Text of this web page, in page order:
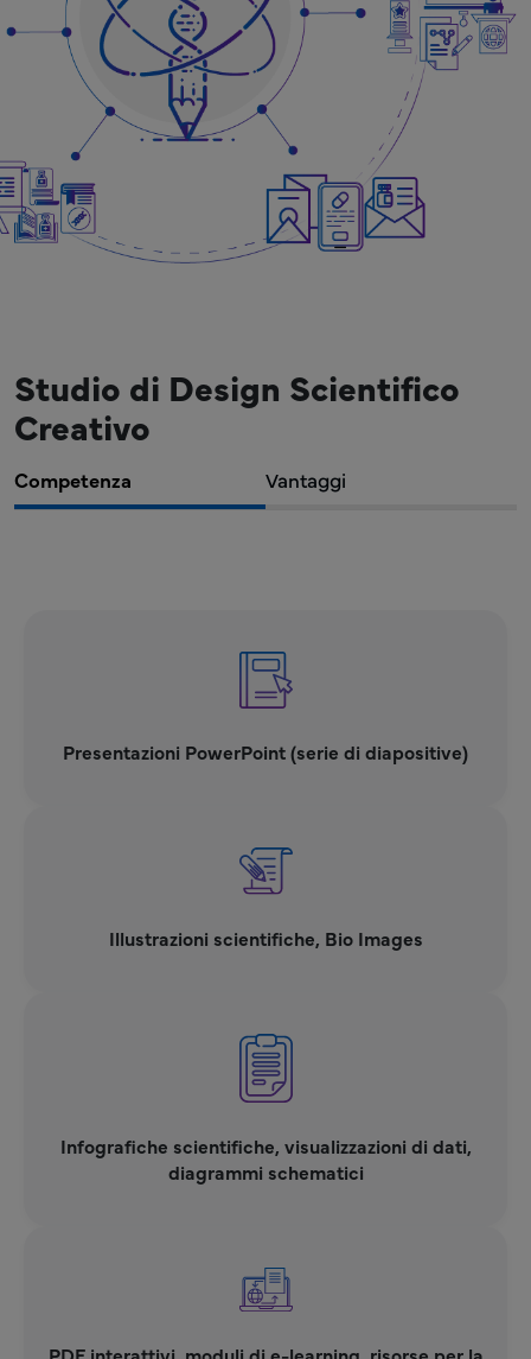
Studio di Design Scientifico
Creativo
Competenza Vantaggi
Presentazioni PowerPoint (serie di diapositive)
Illustrazioni scientifiche, Bio Images
Infografiche scientifiche, visualizzazioni di dati,
diagrammi schematici